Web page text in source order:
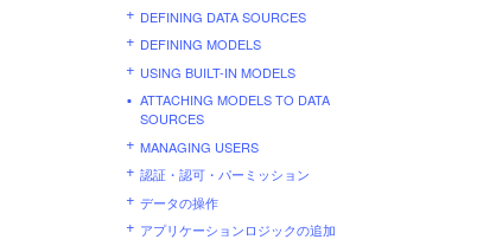
DEFINING DATA SOURCES
DEFINING MODELS
USING BUILT-IN MODELS
ATTACHING MODELS TO DATA
SOURCES
MANAGING USERS
認証・認可・パーミッション
データの操作
アプリケーションロジックの追加